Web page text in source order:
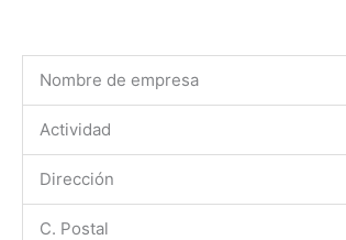
Nombre de empresa
Actividad
Dirección
C. Postal